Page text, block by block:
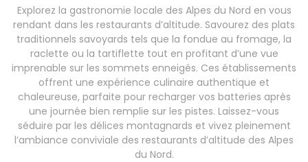
Explorez la gastronomie locale des Alpes du Nord en vous
rendant dans les restaurants d’altitude. Savourez des plats
traditionnels savoyards tels que la fondue au fromage, la
raclette ou la tartiflette tout en profitant d’une vue
imprenable sur les sommets enneigés. Ces établissements
offrent une expérience culinaire authentique et
chaleureuse, parfaite pour recharger vos batteries après
une journée bien remplie sur les pistes. Laissez-vous
séduire par les délices montagnards et vivez pleinement
l’ambiance conviviale des restaurants d’altitude des Alpes
du Nord.